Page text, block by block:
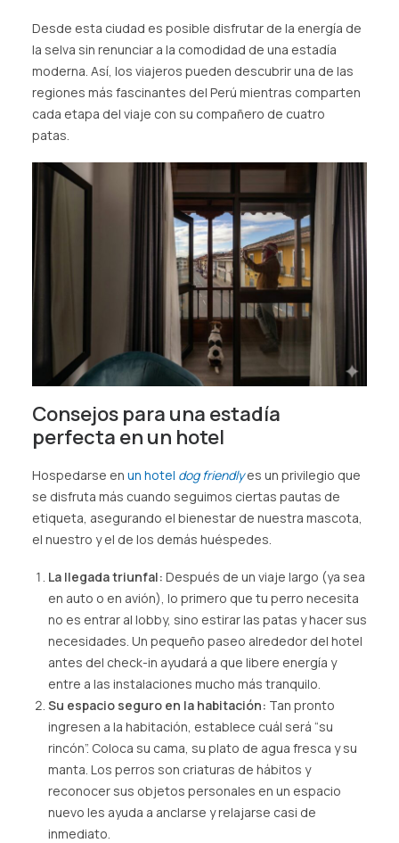
Desde esta ciudad es posible disfrutar de la energía de
la selva sin renunciar a la comodidad de una estadía
moderna. Así, los viajeros pueden descubrir una de las
regiones más fascinantes del Perú mientras comparten
cada etapa del viaje con su compañero de cuatro
patas.
Consejos para una estadía
perfecta en un hotel
Hospedarse en un hotel dog friendlyes un privilegio que
se disfruta más cuando seguimos ciertas pautas de
etiqueta, asegurando el bienestar de nuestra mascota,
el nuestro y el de los demás huéspedes.
La llegada triunfal: Después de un viaje largo (ya sea
en auto o en avión), lo primero que tu perro necesita
no es entrar al lobby, sino estirar las patas y hacer sus
necesidades. Un pequeño paseo alrededor del hotel
antes del check-in ayudará a que libere energía y
entre a las instalaciones mucho más tranquilo.
Su espacio seguro en la habitación: Tan pronto
ingresen a la habitación, establece cuál será “su
rincón”. Coloca su cama, su plato de agua fresca y su
manta. Los perros son criaturas de hábitos y
reconocer sus objetos personales en un espacio
nuevo les ayuda a anclarse y relajarse casi de
inmediato.